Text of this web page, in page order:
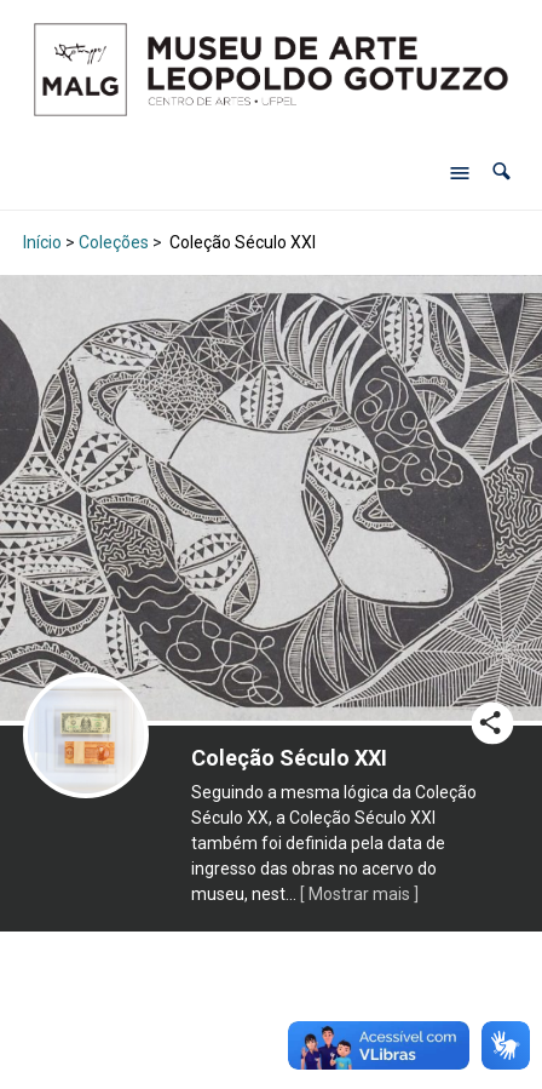
Início > Coleções > Coleção Século XXI
Coleção Século XXI
Seguindo a mesma lógica da Coleção
Século XX, a Coleção Século XXI
também foi definida pela data de
ingresso das obras no acervo do
museu, nest
[ Mostrar mais ]